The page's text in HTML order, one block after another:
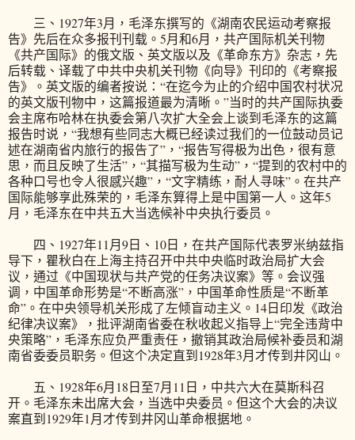
三、1927年3月，毛泽东撰写的《湖南农民运动考察报
告》先后在众多报刊刊载。5月和6月，共产国际机关刊物
《共产国际》的俄文版、英文版以及《革命东方》杂志，先
后转载、译载了中共中央机关刊物《向导》刊印的《考察报
告》。英文版的编者按说：“在迄今为止的介绍中国农村状况
的英文版刊物中，这篇报道最为清晰。”当时的共产国际执委
会主席布哈林在执委会第八次扩大全会上谈到毛泽东的这篇
报告时说，“我想有些同志大概已经读过我们的一位鼓动员记
述在湖南省内旅行的报告了”，“报告写得极为出色，很有意
思，而且反映了生活”，“其描写极为生动”，“提到的农村中的
各种口号也令人很感兴趣”，“文字精练，耐人寻味”。在共产
国际能够享此殊荣的，毛泽东算得上是中国第一人。这年5
月，毛泽东在中共五大当选候补中央执行委员。
四、1927年11月9日、10日，在共产国际代表罗米纳兹指
导下，瞿秋白在上海主持召开中共中央临时政治局扩大会
议，通过《中国现状与共产党的任务决议案》等。会议强
调，中国革命形势是“不断高涨”，中国革命性质是“不断革
命”。在中央领导机关形成了左倾盲动主义。14日印发《政治
纪律决议案》，批评湖南省委在秋收起义指导上“完全违背中
央策略”，毛泽东应负严重责任，撤销其政治局候补委员和湖
南省委委员职务。但这个决定直到1928年3月才传到井冈山。
五、1928年6月18日至7月11日，中共六大在莫斯科召
开。毛泽东未出席大会，当选中央委员。但这个大会的决议
案直到1929年1月才传到井冈山革命根据地。